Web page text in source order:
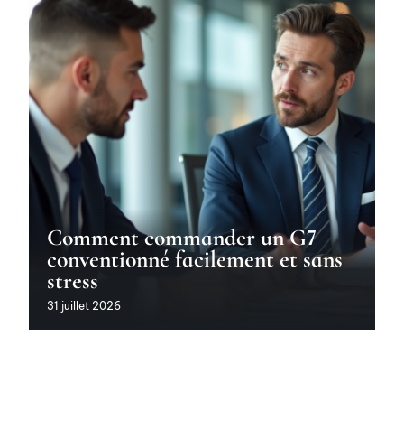
Comment commander un G7
conventionné facilement et sans
stress
31 juillet 2026